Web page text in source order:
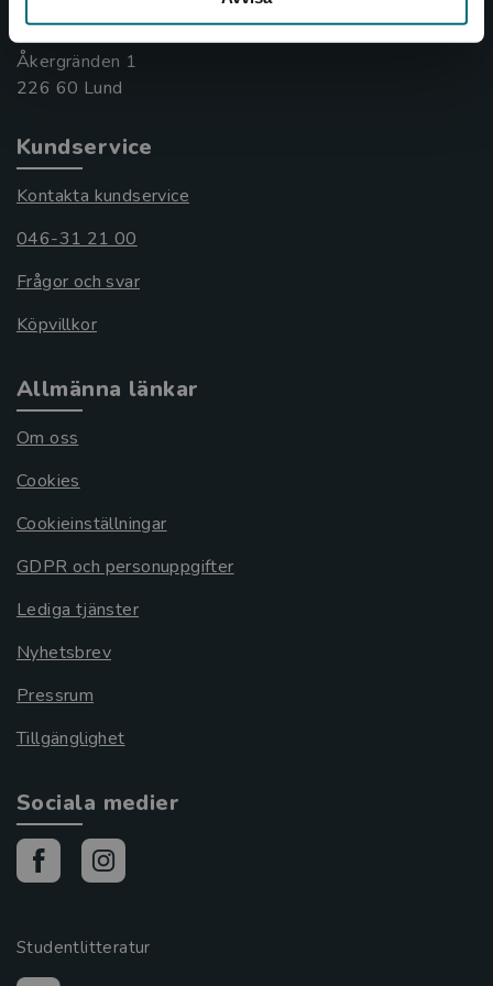
Åkergränden 1
Kundservice
Kontakta kundservice
046-31 21 00
Frågor och svar
Köpvillkor
Allmänna länkar
Om oss
Cookies
Cookieinställningar
GDPR och personuppgifter
Lediga tjänster
Nyhetsbrev
Pressrum
Tillgänglighet
Sociala medier
Studentlitteratur